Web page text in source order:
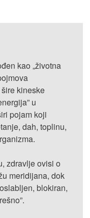
kao „životna
kineske
u
pojam koji
dah, toplinu,
zdravlje ovisi o
meridijana, dok
blokiran,